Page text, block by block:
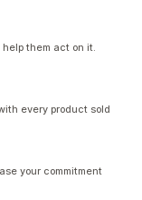
them act on it.
every product sold
your commitment